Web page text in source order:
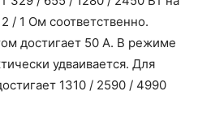
/ 1 Ом соответственно.
достигает 50 А. В режиме
удваивается. Для
1310 / 2590 / 4990